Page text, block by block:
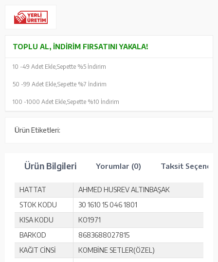
TOPLU AL, İNDIRIM FIRSATINI YAKALA!
10 -49 Adet Ekle, Sepette %5 İndirim
50 -99 Adet Ekle, Sepette %7 İndirim
100 -1000 Adet Ekle, Sepette %10 İndirim
Ürün Etiketleri:
Ürün Bilgileri Yorumlar (0) Taksit
HATTAT
AHMED HUSREV ALTINBAŞAK
STOK KODU
30 1610 15 046 1801
KISA KODU
KO1971
BARKOD
8683688027815
KAĞIT CİNSİ
KOMBİNE SETLER(ÖZEL)